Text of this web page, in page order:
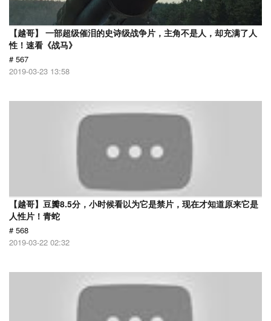
【越哥】 一部超级催泪的史诗级战争片，主角不是人，却充满了人
性！速看《战马》
# 567
2019-03-23 13:58
【越哥】豆瓣8.5分，小时候看以为它是禁片，现在才知道原来它是
人性片！青蛇
# 568
2019-03-22 02:32